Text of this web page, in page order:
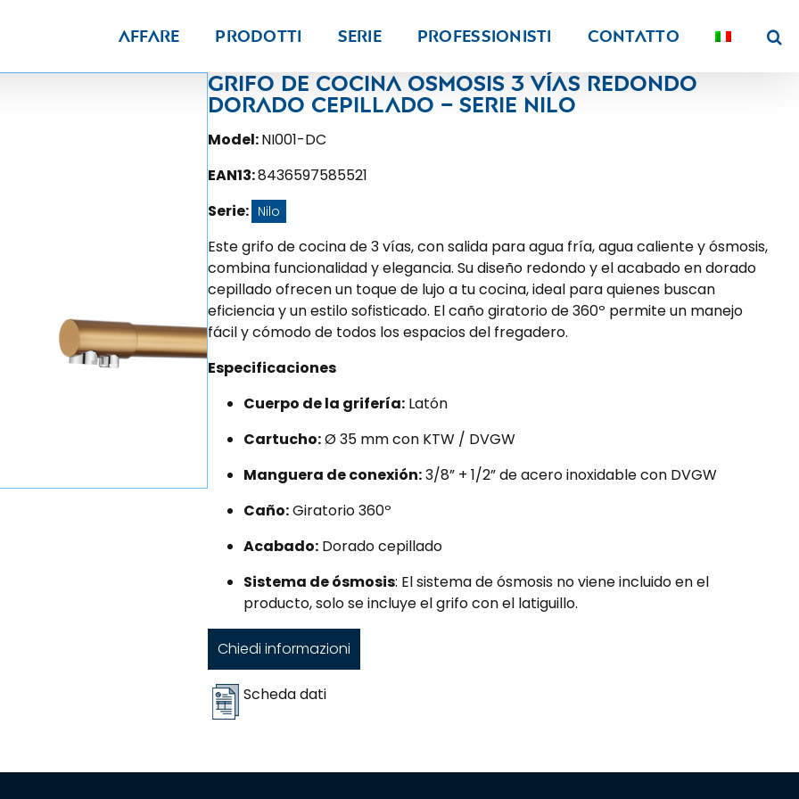
Affare Prodotti Serie PROFESSIONISTI Contatto
Grifo de cocina osmosis 3 vías redondo
dorado cepillado – Serie Nilo
Model:NI001-DC
EAN13:8436597585521
Serie: Nilo
Este grifo de cocina de 3 vías, con salida para agua fría, agua caliente y ósmosis,
combina funcionalidad y elegancia. Su diseño redondo y el acabado en dorado
cepillado ofrecen un toque de lujo a tu cocina, ideal para quienes buscan
eficiencia y un estilo sofisticado. El caño giratorio de 360º permite un manejo
fácil y cómodo de todos los espacios del fregadero.
Especificaciones
Cuerpo de la grifería: Latón
Cartucho:Ø 35 mm con KTW / DVGW
Manguera de conexión:3/8” + 1/2” de acero inoxidable con DVGW
Caño:Giratorio 360º
Acabado: Dorado cepillado
Sistema de ósmosis: El sistema de ósmosis no viene incluido en el
producto, solo se incluye el grifo con el latiguillo.
Chiedi informazioni
Scheda dati